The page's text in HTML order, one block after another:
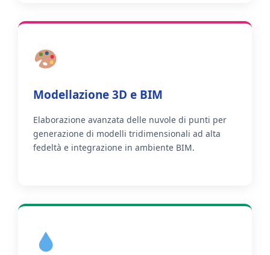
Modellazione 3D e BIM
Elaborazione avanzata delle nuvole di punti per
generazione di modelli tridimensionali ad alta
fedeltà e integrazione in ambiente BIM.